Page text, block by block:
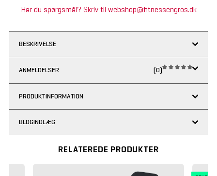
Har du spørgsmål? Skriv til webshop@fitnessengros.dk
BESKRIVELSE
ANMELDELSER (0)
PRODUKTINFORMATION
BLOGINDLÆG
RELATEREDE PRODUKTER